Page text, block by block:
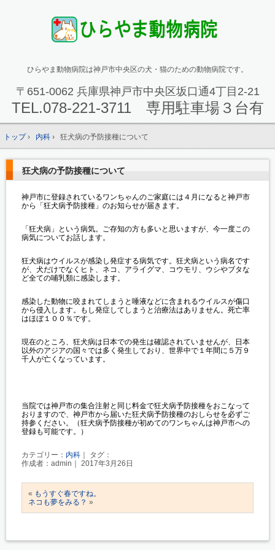
ひらやま動物病院は神戸市中央区の犬・猫のための動物病院です。
〒651-0062 兵庫県神戸市中央区坂口通4丁目2-21
TEL.078-221-3711 専用駐車場３台有
トップ› 内科› 狂犬病の予防接種について
狂犬病の予防接種について
神戸市に登録されているワンちゃんのご家庭には４月になると神戸市
から「狂犬病予防接種」のお知らせが届きます。
「狂犬病」という病気。ご存知の方も多いと思いますが、今一度この
病気についてお話します。
狂犬病はウイルスが感染し発症する病気です。狂犬病という病名です
が、犬だけでなくヒト、ネコ、アライグマ、コウモリ、ウシやブタな
ど全ての哺乳類に感染します。
感染した動物に咬まれてしまうと唾液などに含まれるウイルスが傷口
から侵入します。もし発症してしまうと治療法はありません。死亡率
はほぼ１００％です。
現在のところ、狂犬病は日本での発生は確認されていませんが、日本
以外のアジアの国々では多く発生しており、世界中で１年間に５万９
千人が亡くなっています。
当院では神戸市の集合注射と同じ料金で狂犬病予防接種をおこなって
おりますので、神戸市から届いた狂犬病予防接種のおしらせを必ずご
持参ください。（狂犬病予防接種が初めてのワンちゃんは神戸市への
登録も可能です。）
カテゴリー： 内科 ｜ タグ：
作成者：admin｜ 2017年3月26日
« もうすぐ春ですね。
ネコも夢をみる？ »